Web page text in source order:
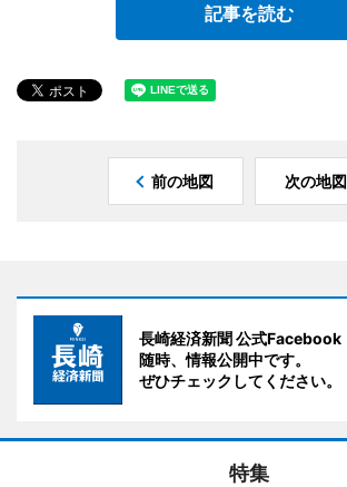
記事を読む
前の地図 次の地図
長崎経済新聞 公式Facebook
随時、情報公開中です。
ぜひチェックしてください。
特集